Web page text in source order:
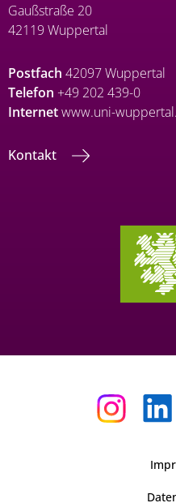
Gaußstraße 20
42119 Wuppertal
Postfach 42097 Wuppertal
Telefon +49 202 439-0
Internetwww.uni-
Kontakt